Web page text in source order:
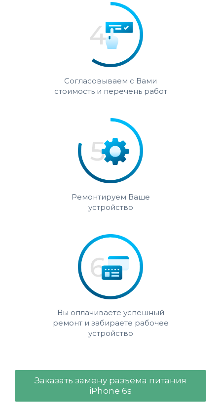
Согласовываем с Вами
стоимость и перечень работ
Ремонтируем Ваше
устройство
Вы оплачиваете успешный
ремонт и забираете рабочее
устройство
Заказать замену разъема питания
iPhone 6s